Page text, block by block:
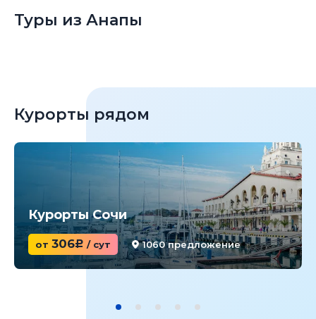
Туры из Анапы
Курорты рядом
Курорты Сочи
от 306c / сут 1060 предложение